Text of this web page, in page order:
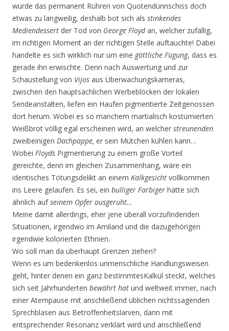
wurde das permanent Rühren von Quotendünnschiss doch
etwas zu langweilig, deshalb bot sich als stinkendes
Mediendessert der Tod von George Floydan, welcher zufällig,
im richtigen Moment an der richtigen Stelle auftauchte! Dabei
handelte es sich wirklich nur um eine göttliche Fügung, dass es
gerade ihn erwischte. Denn nach Auswertung und zur
Schaustellung von Vijos aus Überwachungskameras,
zwischen den hauptsächlichen Werbeblöcken der lokalen
Sendeanstalten, liefen ein Haufen pigmentierte Zeitgenossen
dort herum. Wobei es so manchem martialisch kostümierten
Weißbrot völlig egal erscheinen wird, an welcher streunenden
zweibeinigen Dachpappe, er sein Mütchen kühlen kann…
Wobei Floyds Pigmentierung zu einem große Vorteil
gereichte, denn im gleichen Zusammenhang, wäre ein
identisches Tötungsdelikt an einem Kalkgesicht vollkommen
ins Leere gelaufen. Es sei, ein bulliger Farbiger hätte sich
ähnlich aufseinem Opfer ausgeruht…
Meine damit allerdings, eher jene überall vorzufindenden
Situationen, irgendwo im Amiland und die dazugehörigen
irgendwie kolorierten Ethnien.
Wo soll man da überhaupt Grenzen ziehen?
Wenn es um bedenkenlos unmenschliche Handlungsweisen
geht, hinter denen ein ganz bestimmtesKalkül steckt, welches
sich seit Jahrhunderten bewährt hat und weltweit immer, nach
einer Atempause mit anschließend üblichen nichtssagenden
Sprechblasen aus Betroffenheitslarven, dann mit
entsprechender Resonanz verklärt wird und anschließend